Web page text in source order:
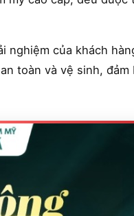
của khách
toàn và vệ sinh, đảm